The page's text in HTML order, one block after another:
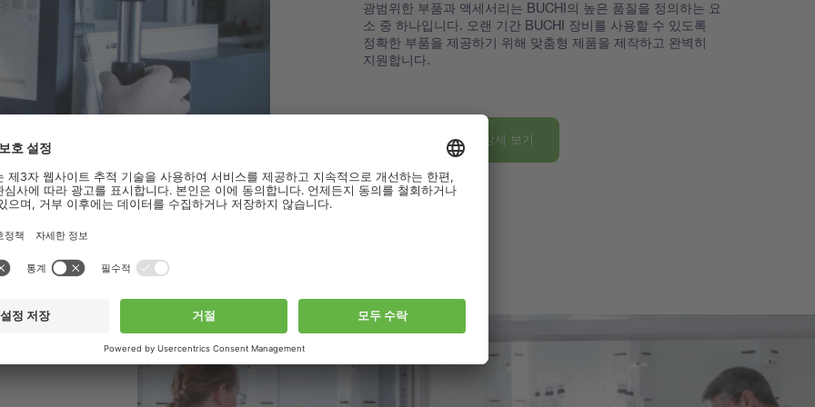
광범위한 부품과 액세서리는 BUCHI의 높은 품질을 정의하는 요
소 중 하나입니다. 오랜 기간 BUCHI 장비를 사용할 수 있도록
정확한 부품을 제공하기 위해 맞춤형 제품을 제작하고 완벽히
지원합니다.
부품 및 액세서리 상세 보기